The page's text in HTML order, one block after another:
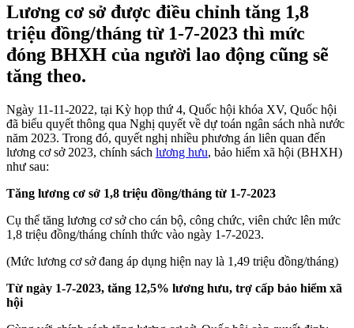
Lương cơ sở được điều chỉnh tăng 1,8
triệu đồng/tháng từ 1-7-2023 thì mức
đóng BHXH của người lao động cũng sẽ
tăng theo.
Ngày 11-11-2022, tại Kỳ họp thứ 4, Quốc hội khóa XV, Quốc hội
đã biểu quyết thông qua Nghị quyết về dự toán ngân sách nhà nước
năm 2023. Trong đó, quyết nghị nhiều phương án liên quan đến
lương cơ sở 2023, chính sách lương hưu, bảo hiểm xã hội (BHXH)
như sau:
Tăng lương cơ sở 1,8 triệu đồng/tháng từ 1-7-2023
Cụ thể tăng lương cơ sở cho cán bộ, công chức, viên chức lên mức
1,8 triệu đồng/tháng chính thức vào ngày 1-7-2023.
(Mức lương cơ sở đang áp dụng hiện nay là 1,49 triệu đồng/tháng)
Từ ngày 1-7-2023, tăng 12,5% lương hưu, trợ cấp bảo hiểm xã
hội